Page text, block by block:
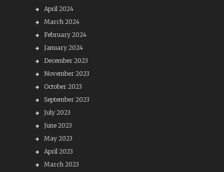
April 2024
March 2024
February 2024
January 2024
December 2023
November 2023
October 2023
September 2023
July 2023
June 2023
May 2023
April 2023
March 2023